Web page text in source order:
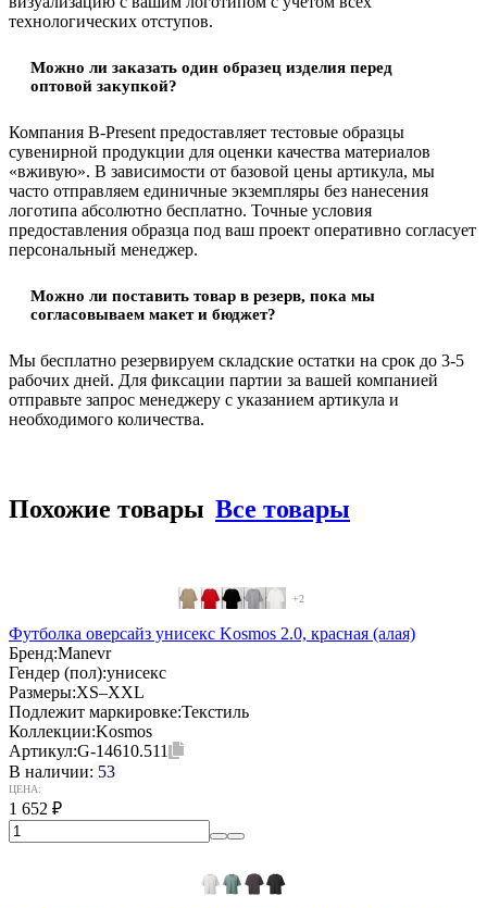
технологических отступов.
Можно ли заказать один образец изделия перед
оптовой закупкой?
Компания B-Present предоставляет тестовые образцы
сувенирной продукции для оценки качества материалов
«вживую». В зависимости от базовой цены артикула, мы
часто отправляем единичные экземпляры без нанесения
логотипа абсолютно бесплатно. Точные условия
предоставления образца под ваш проект оперативно согласует
персональный менеджер.
Можно ли поставить товар в резерв, пока мы
согласовываем макет и бюджет?
Мы бесплатно резервируем складские остатки на срок до 3-5
рабочих дней. Для фиксации партии за вашей компанией
отправьте запрос менеджеру с указанием артикула и
необходимого количества.
Похожие товары Все товары
+2
Футболка оверсайз унисекс Kosmos 2.0, красная (алая)
Бренд:Manevr
Гендер (пол):унисекс
Размеры:XS–XXL
Подлежит маркировке:Текстиль
Коллекции:Kosmos
Артикул:G-14610.511
В наличии: 53
ЦЕНА:
1 652 ₽